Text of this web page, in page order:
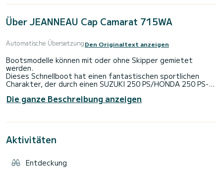
Über JEANNEAU Cap Camarat 715WA
Automatische ÜbersetzungDen Originaltext anzeigen
Bootsmodelle können mit oder ohne Skipper gemietet
werden.
Dieses Schnellboot hat einen fantastischen sportlichen
Charakter, der durch einen SUZUKI 250 PS/HONDA 250 PS-
70 km/h aufrechterhalten wird. Es ist ein recht komfortables
Modell mit einem breiten Cockpit und einem geräumigen
ist, das auf dem Boot genügend Schatten für umfassenden
der Sie Ihre Sachen verstauen können.
gültigen Führerschein dieses Boot ohne Skipper mieten und
Die ganze Beschreibung anzeigen
Aktivitäten
Entdeckung